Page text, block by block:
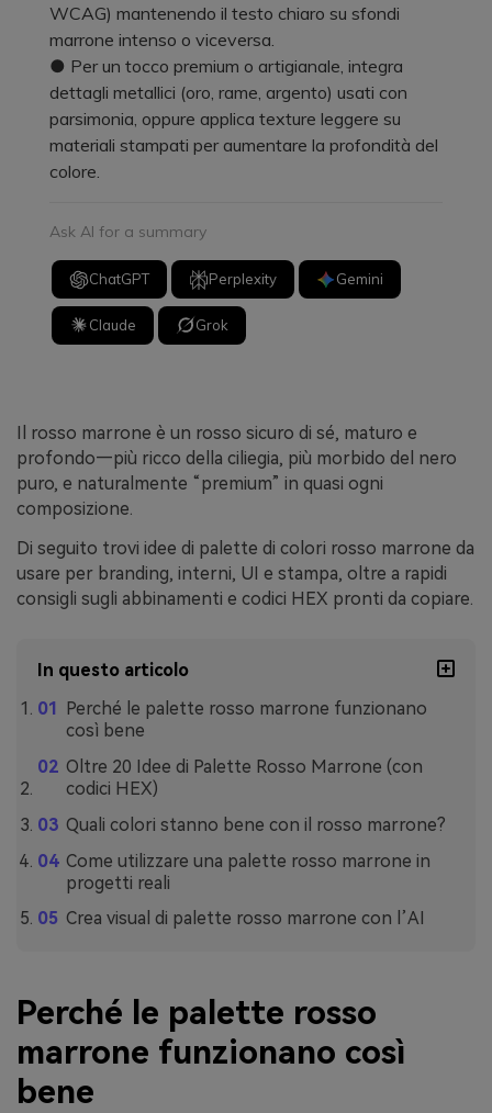
WCAG) mantenendo il testo chiaro su sfondi
marrone intenso o viceversa.
● Per un tocco premium o artigianale, integra
dettagli metallici (oro, rame, argento) usati con
parsimonia, oppure applica texture leggere su
materiali stampati per aumentare la profondità del
colore.
Ask AI for a summary
ChatGPT Perplexity Gemini
Claude Grok
Il rosso marrone è un rosso sicuro di sé, maturo e
profondo—più ricco della ciliegia, più morbido del nero
puro, e naturalmente “premium” in quasi ogni
composizione.
Di seguito trovi idee di palette di colori rosso marrone da
usare per branding, interni, UI e stampa, oltre a rapidi
consigli sugli abbinamenti e codici HEX pronti da copiare.
In questo articolo
Perché le palette rosso marrone funzionano
così bene
Oltre 20 Idee di Palette Rosso Marrone (con
codici HEX)
Quali colori stanno bene con il rosso marrone?
Come utilizzare una palette rosso marrone in
progetti reali
Crea visual di palette rosso marrone con l’AI
Perché le palette rosso
marrone funzionano così
bene